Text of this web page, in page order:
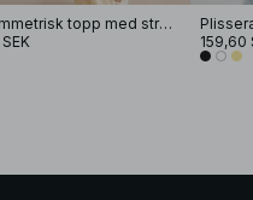
Asymmetrisk topp med strass
159,60